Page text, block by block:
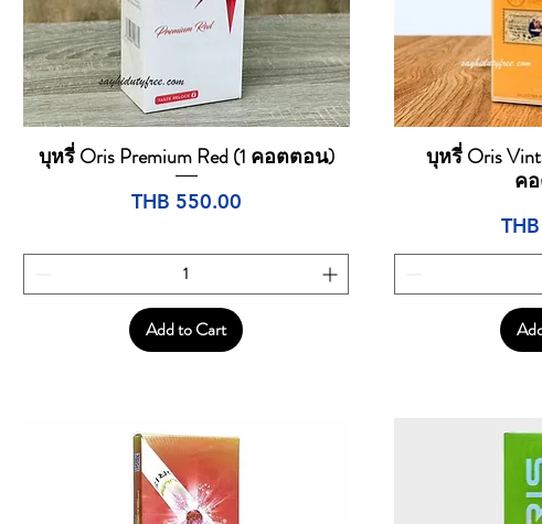
Quick View
บุหรี่ Oris Premium Red (1 คอตตอน)
Price
THB 550.00
Add to Cart
บุหรี่ Oris
ค